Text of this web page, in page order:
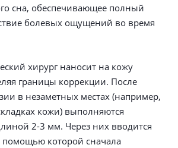
сна, обеспечивающее полный
болевых ощущений во время
хирург наносит на кожу
границы коррекции. После
в незаметных местах (например,
кожи) выполняются
2-3 мм. Через них вводится
помощью которой сначала